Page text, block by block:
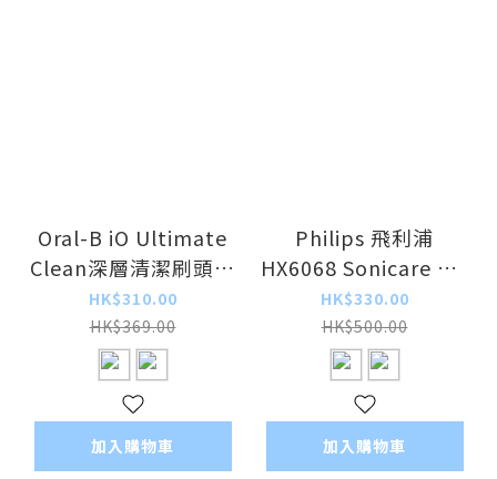
Oral-B iO Ultimate
Clean深層清潔刷頭(4
支裝)
HK$310.00
HK$369.00
加入購物車
Philips 飛利浦
HX6068 Sonicare W2
Optimal White 標準
型聲波牙刷刷頭 <平行
進口>
HK$330.00
HK$500.00
加入購物車